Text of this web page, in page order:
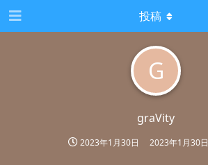
G
graVity
2023年1月30日 2023年1月30日
投稿